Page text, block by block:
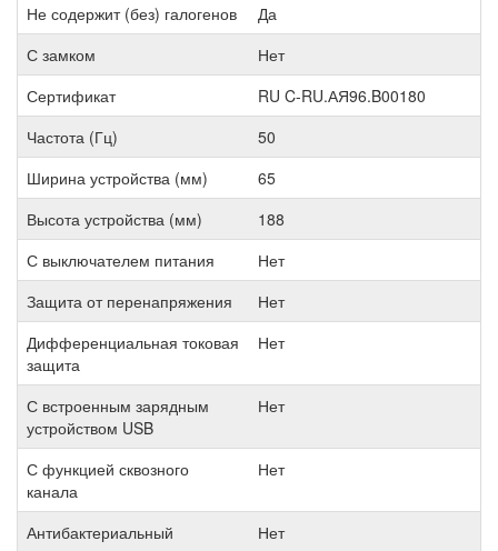
Не содержит (без) галогенов
Да
С замком
Нет
Сертификат
RU C-RU.АЯ96.B00180
Частота (Гц)
50
Ширина устройства (мм)
65
Высота устройства (мм)
188
С выключателем питания
Нет
Защита от перенапряжения
Нет
Дифференциальная токовая
защита
Нет
С встроенным зарядным
устройством USB
Нет
С функцией сквозного
канала
Нет
Антибактериальный
Нет